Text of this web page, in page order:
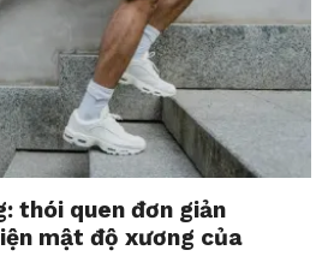
thói quen đơn giản
mật độ xương của